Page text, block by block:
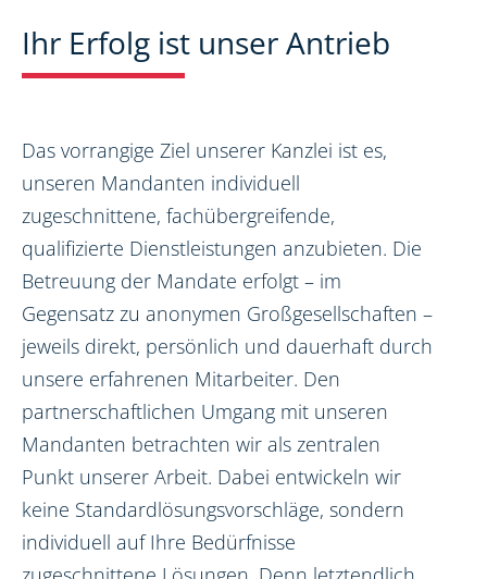
Ihr Erfolg ist unser Antrieb
Das vorrangige Ziel unserer Kanzlei ist es,
unseren Mandanten individuell
zugeschnittene, fachübergreifende,
qualifizierte Dienstleistungen anzubieten. Die
Betreuung der Mandate erfolgt – im
Gegensatz zu anonymen Großgesellschaften –
jeweils direkt, persönlich und dauerhaft durch
unsere erfahrenen Mitarbeiter. Den
partnerschaftlichen Umgang mit unseren
Mandanten betrachten wir als zentralen
Punkt unserer Arbeit. Dabei entwickeln wir
keine Standardlösungsvorschläge, sondern
individuell auf Ihre Bedürfnisse